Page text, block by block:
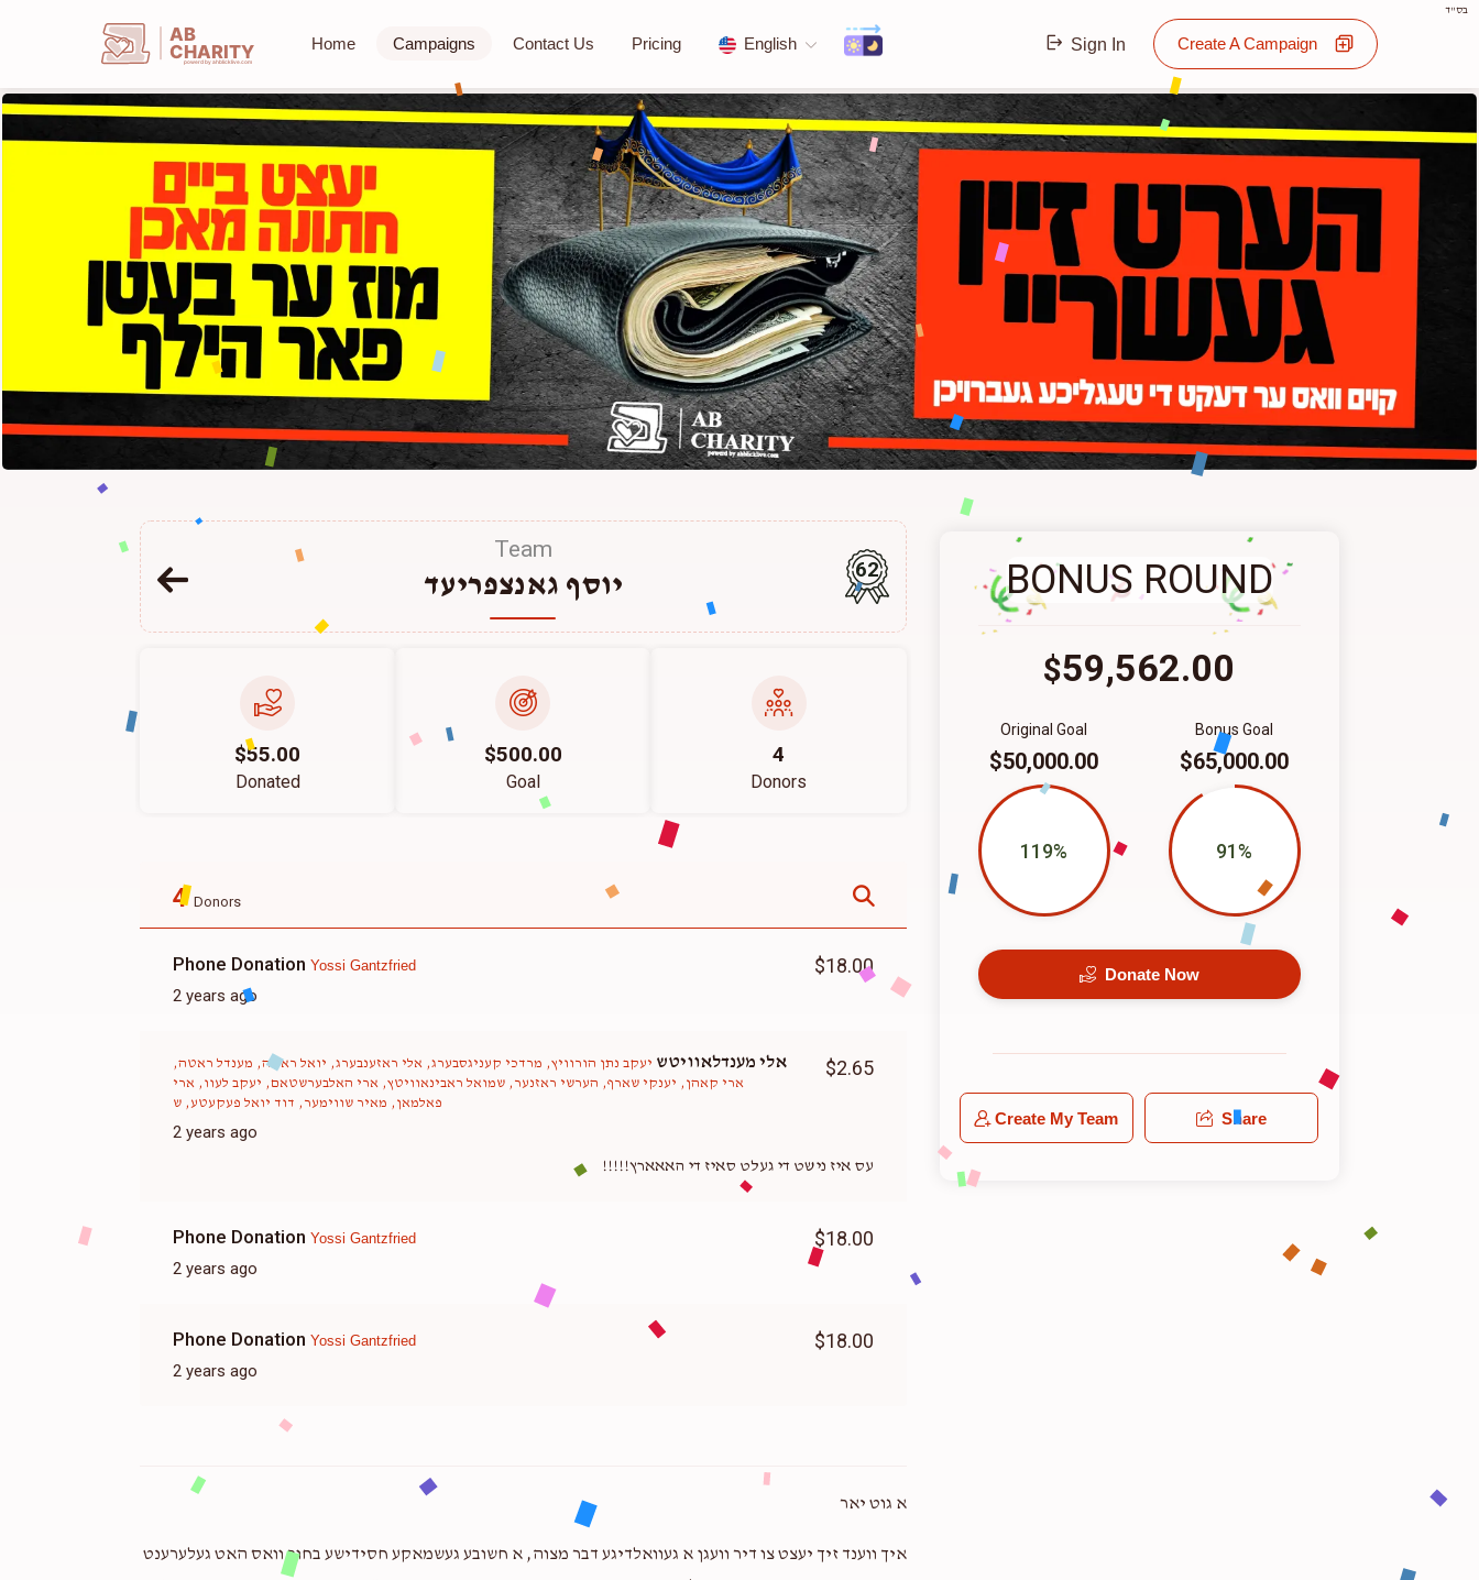
בס"ד
AB
CHARITY
powerd by ahblicklive.com
Home Campaigns Contact Us Pricing English Sign In Create A Campaign
Team
יוסף גאנצפריעד 62
$55.00
Donated
$500.00
Goal
4
Donors
4Donors
Phone Donation Yossi Gantzfried
2 years ago
$18.00
אלי מענדלאוויטש יעקב נתן הורוויץ, מרדכי קעניגסבערג, אלי ראזענבערג, יואל ראטה, מענדל ראטה,
ארי קאהן, יענקי שארף, הערשי ראזנער, שמואל ראבינאוויטץ, ארי האלבערשטאם, יעקב לעוו, ארי
פאלמאן, מאיר שווימער, דוד יואל פעקעטע, ש
2 years ago
$2.65
עס איז נישט די געלט סאיז די האאארץ!!!!!
Phone Donation Yossi Gantzfried
2 years ago
$18.00
Phone Donation Yossi Gantzfried
2 years ago
$18.00
א גוט יאר
איך ווענד זיך יעצט צו דיר וועגן א געוואלדיגע דבר מצוה, א חשובע געשמאקע חסידישע בחור וואס האט געלערענט
BONUS ROUND
$59,562.00
Bonus Goal
$65,000.00
91%
Original Goal
$50,000.00
119%
Donate Now
Create My Team Share